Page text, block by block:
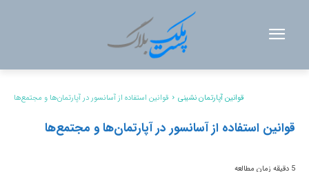
قوانین آپارتمان نشینی قوانین استفاده از آسانسور در آپارتمان‌ها و مجتمع‌ها
قوانین استفاده از آسانسور در آپارتمان‌ها و مجتمع‌ها
5 دقیقه زمان مطالعه